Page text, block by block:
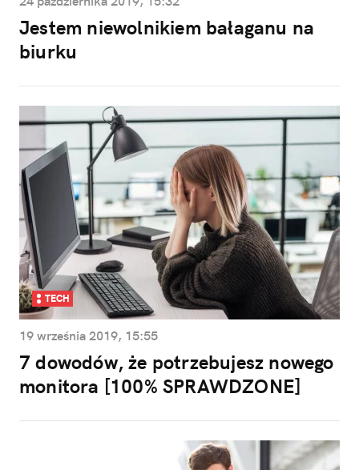
Jestem niewolnikiem bałaganu na
biurku
TECH
19 września 2019, 15:55
7 dowodów, że potrzebujesz nowego
monitora [100% SPRAWDZONE]